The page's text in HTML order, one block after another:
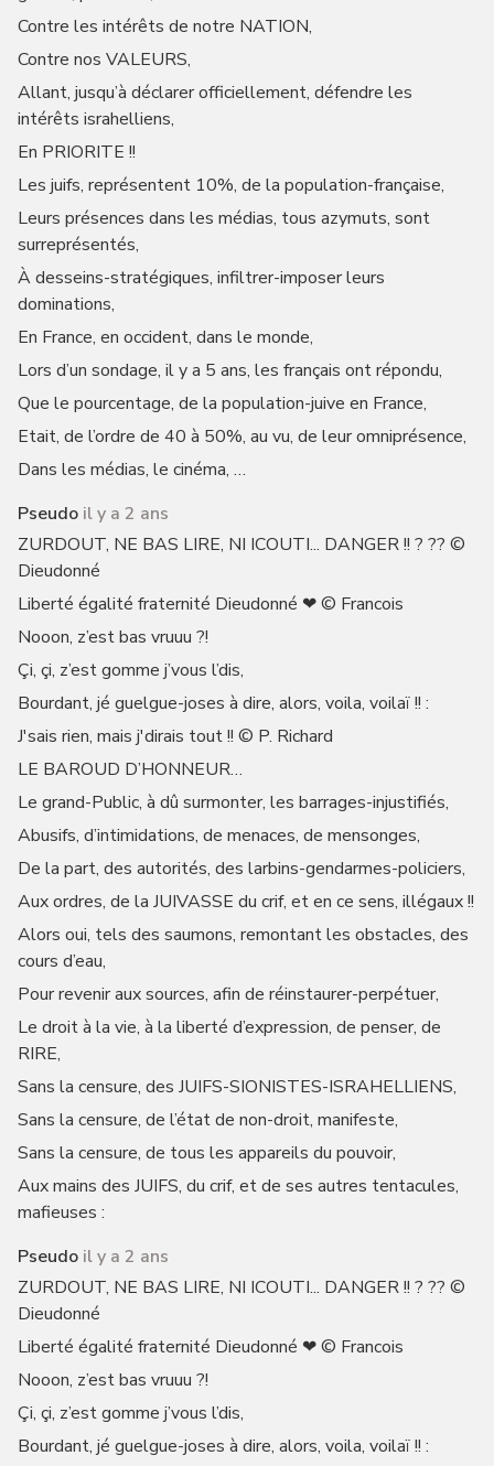
Contre les intérêts de notre NATION,
Contre nos VALEURS,
Allant, jusqu’à déclarer officiellement, défendre les
intérêts israhelliens,
En PRIORITE !!
Les juifs, représentent 10%, de la population-française,
Leurs présences dans les médias, tous azymuts, sont
surreprésentés,
À desseins-stratégiques, infiltrer-imposer leurs
dominations,
En France, en occident, dans le monde,
Lors d’un sondage, il y a 5 ans, les français ont répondu,
Que le pourcentage, de la population-juive en France,
Etait, de l’ordre de 40 à 50%, au vu, de leur omniprésence,
Dans les médias, le cinéma, …
Pseudo il y a 2 ans
ZURDOUT, NE BAS LIRE, NI ICOUTI... DANGER !! ? ?? ©
Dieudonné
Liberté égalité fraternité Dieudonné ❤ © Francois
Nooon, z’est bas vruuu ?!
Çi, çi, z’est gomme j’vous l’dis,
Bourdant, jé guelgue-joses à dire, alors, voila, voilaï !! :
J'sais rien, mais j'dirais tout !! © P. Richard
LE BAROUD D’HONNEUR…
Le grand-Public, à dû surmonter, les barrages-injustifiés,
Abusifs, d’intimidations, de menaces, de mensonges,
De la part, des autorités, des larbins-gendarmes-policiers,
Aux ordres, de la JUIVASSE du crif, et en ce sens, illégaux !!
Alors oui, tels des saumons, remontant les obstacles, des
cours d’eau,
Pour revenir aux sources, afin de réinstaurer-perpétuer,
Le droit à la vie, à la liberté d’expression, de penser, de
RIRE,
Sans la censure, des JUIFS-SIONISTES-ISRAHELLIENS,
Sans la censure, de l’état de non-droit, manifeste,
Sans la censure, de tous les appareils du pouvoir,
Aux mains des JUIFS, du crif, et de ses autres tentacules,
mafieuses :
Pseudo il y a 2 ans
ZURDOUT, NE BAS LIRE, NI ICOUTI... DANGER !! ? ?? ©
Dieudonné
Liberté égalité fraternité Dieudonné ❤ © Francois
Nooon, z’est bas vruuu ?!
Çi, çi, z’est gomme j’vous l’dis,
Bourdant, jé guelgue-joses à dire, alors, voila, voilaï !! :